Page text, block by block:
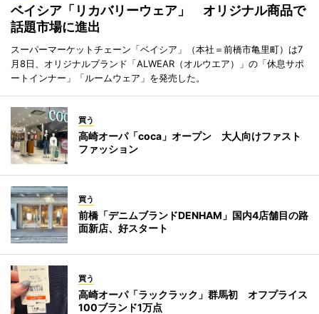
ベイシア「リカバリーウェア」 オリジナル商品で
話題市場に進出
スーパーマーケットチェーン「ベイシア」（本社＝前橋市亀里町）は7
月8日、オリジナルブランド「ALWEAR（オルウエア）」の「休息サポ
ートインナー」「ルームウェア」を発売した。
買う
高崎オーパ「coca」オープン 大人向けファスト
ファッション
買う
前橋「デニムブランドDENHAM」国内4店舗目の路
面新店、好スタート
買う
高崎オーパ「ラックラック」群馬初 オフプライス
100ブランド1万点